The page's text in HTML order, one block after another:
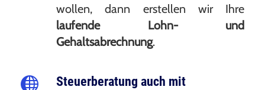
wollen, dann erstellen wir Ihre
laufende Lohn- und
Gehaltsabrechnung.
Steuerberatung auch mit